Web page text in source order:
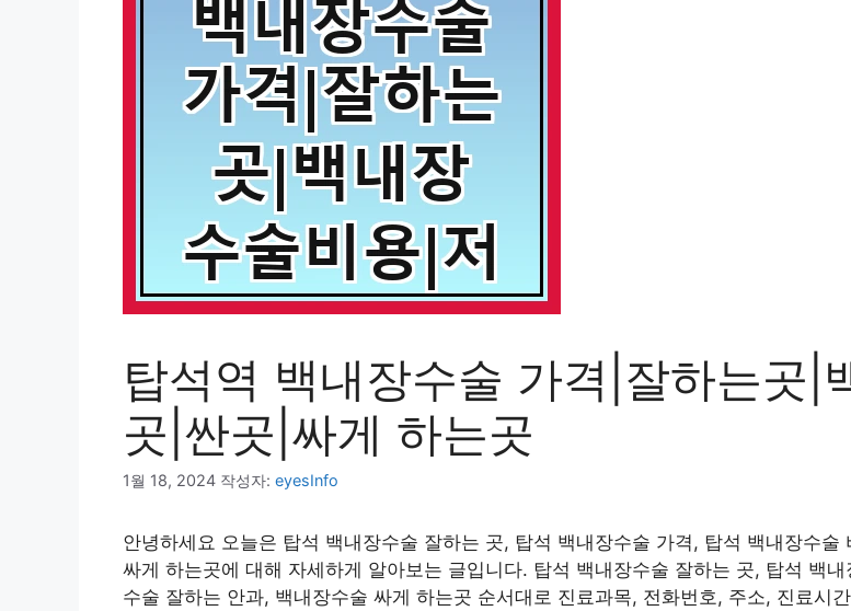
탑석역 백내장수술 가격|잘하는곳|
곳|싼곳|싸게 하는곳
1월 18, 2024 작성자: eyesInfo
안녕하세요 오늘은 탑석 백내장수술 잘하는 곳, 탑석 백내장수술 가격, 탑석 백내장수
싸게 하는곳에 대해 자세하게 알아보는 글입니다. 탑석 백내장수술 잘하는 곳, 탑석 백
수술 잘하는 안과, 백내장수술 싸게 하는곳 순서대로 진료과목, 전화번호, 주소, 진료시